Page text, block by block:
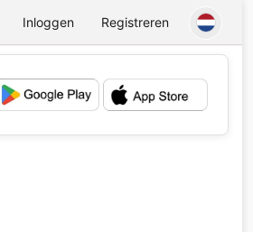
Inloggen Registreren
💕